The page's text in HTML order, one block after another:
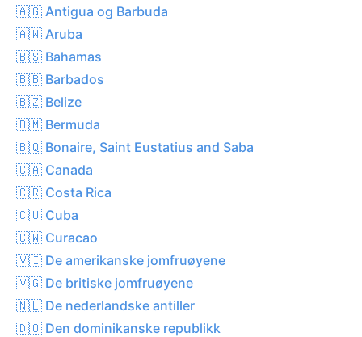
🇦🇬 Antigua og Barbuda
🇦🇼 Aruba
🇧🇸 Bahamas
🇧🇧 Barbados
🇧🇿 Belize
🇧🇲 Bermuda
🇧🇶 Bonaire, Saint Eustatius and Saba
🇨🇦 Canada
🇨🇷 Costa Rica
🇨🇺 Cuba
🇨🇼 Curacao
🇻🇮 De amerikanske jomfruøyene
🇻🇬 De britiske jomfruøyene
🇳🇱 De nederlandske antiller
🇩🇴 Den dominikanske republikk